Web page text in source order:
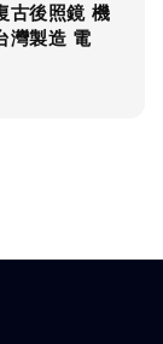
古後照鏡 機
灣製造 電